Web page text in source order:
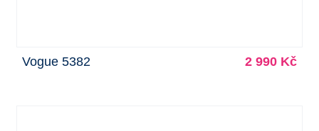
Vogue 5382 2 990 Kč